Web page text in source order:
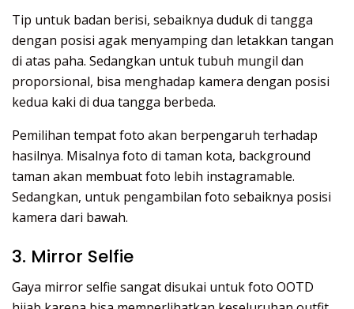
Tip untuk badan berisi, sebaiknya duduk di tangga
dengan posisi agak menyamping dan letakkan tangan
di atas paha. Sedangkan untuk tubuh mungil dan
proporsional, bisa menghadap kamera dengan posisi
kedua kaki di dua tangga berbeda.
Pemilihan tempat foto akan berpengaruh terhadap
hasilnya. Misalnya foto di taman kota, background
taman akan membuat foto lebih instagramable.
Sedangkan, untuk pengambilan foto sebaiknya posisi
kamera dari bawah.
3. Mirror Selfie
Gaya mirror selfie sangat disukai untuk foto OOTD